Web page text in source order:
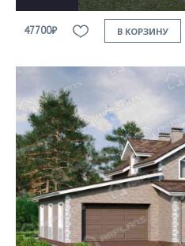
47700₽ В КОРЗИНУ